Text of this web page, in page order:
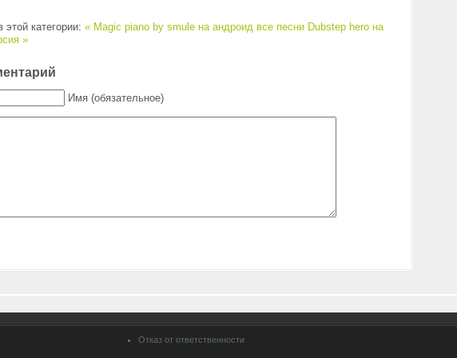
категории: « Magic piano by smule на андроид все песни Dubstep hero на
»
Имя (обязательное)
Отказ от ответственности